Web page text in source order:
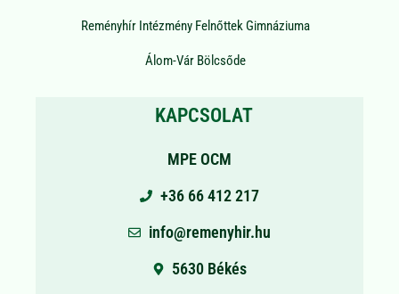
Reményhír Intézmény Felnőttek Gimnáziuma
Álom-Vár Bölcsőde
KAPCSOLAT
MPE OCM
+36 66 412 217
info@remenyhir.hu
5630 Békés